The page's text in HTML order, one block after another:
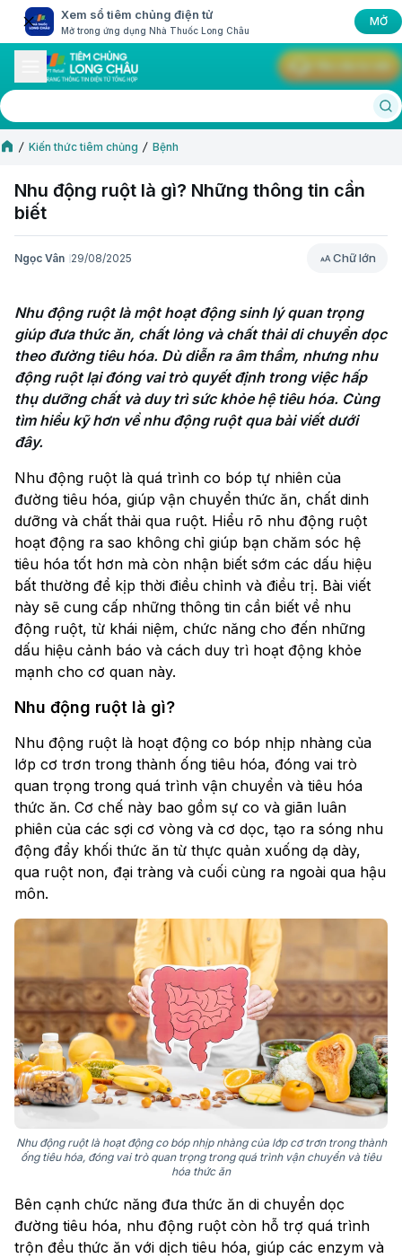
Xem sổ tiêm chủng điện tử
Mở trong ứng dụng Nhà Thuốc Long Châu
MỞ
Kiến thức tiêm chủng Bệnh
Nhu động ruột là gì? Những thông tin cần
biết
Ngọc Vân 29/08/2025 Chữ lớn
Chữ lớn
Nhu động ruột là một hoạt động sinh lý quan trọng
giúp đưa thức ăn, chất lỏng và chất thải di chuyển dọc
theo đường tiêu hóa. Dù diễn ra âm thầm, nhưng nhu
động ruột lại đóng vai trò quyết định trong việc hấp
thụ dưỡng chất và duy trì sức khỏe hệ tiêu hóa. Cùng
tìm hiểu kỹ hơn về nhu động ruột qua bài viết dưới
đây.
Nhu động ruột là quá trình co bóp tự nhiên của
đường tiêu hóa, giúp vận chuyển thức ăn, chất dinh
dưỡng và chất thải qua ruột. Hiểu rõ nhu động ruột
hoạt động ra sao không chỉ giúp bạn chăm sóc hệ
tiêu hóa tốt hơn mà còn nhận biết sớm các dấu hiệu
bất thường để kịp thời điều chỉnh và điều trị. Bài viết
này sẽ cung cấp những thông tin cần biết về nhu
động ruột, từ khái niệm, chức năng cho đến những
dấu hiệu cảnh báo và cách duy trì hoạt động khỏe
mạnh cho cơ quan này.
Nhu động ruột là gì?
Nhu động ruột là hoạt động co bóp nhịp nhàng của
lớp cơ trơn trong thành ống tiêu hóa, đóng vai trò
quan trọng trong quá trình vận chuyển và tiêu hóa
thức ăn. Cơ chế này bao gồm sự co và giãn luân
phiên của các sợi cơ vòng và cơ dọc, tạo ra sóng nhu
động đẩy khối thức ăn từ thực quản xuống dạ dày,
qua ruột non, đại tràng và cuối cùng ra ngoài qua hậu
môn.
Nhu động ruột là hoạt động co bóp nhịp nhàng của lớp cơ trơn trong thành
ống tiêu hóa, đóng vai trò quan trọng trong quá trình vận chuyển và tiêu
hóa thức ăn
Bên cạnh chức năng đưa thức ăn di chuyển dọc
đường tiêu hóa, nhu động ruột còn hỗ trợ quá trình
trộn đều thức ăn với dịch tiêu hóa, giúp các enzym và